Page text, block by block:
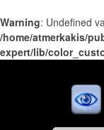
Warning: Undefined
/home/atmerkakis/
expert/lib/